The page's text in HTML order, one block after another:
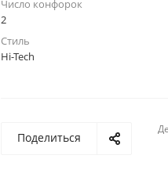
Число конфорок
2
Стиль
Hi-Tech
Поделиться